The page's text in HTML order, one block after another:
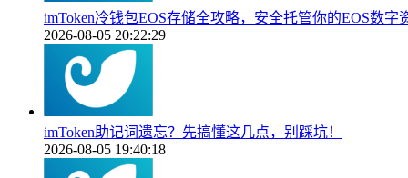
imToken冷钱包EOS存储全攻略，安全托管你的EOS数字
2026-08-05 20:22:29
imToken助记词遗忘？先搞懂这几点，别踩坑！
2026-08-05 19:40:18